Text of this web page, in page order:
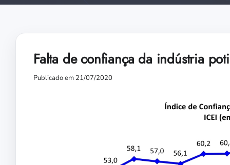
Falta de confiança da indústria
Publicado em 21/07/2020